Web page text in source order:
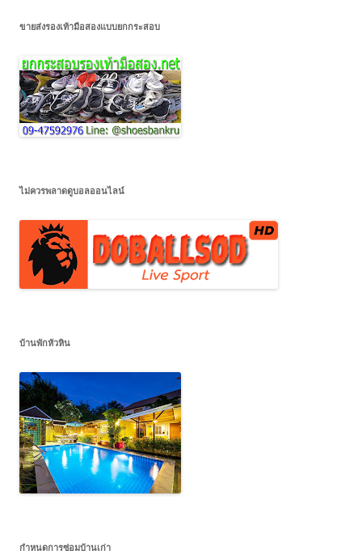
ขายส่งรองเท้ามือสองแบบยกกระสอบ
ไม่ควรพลาดดูบอลออนไลน์
บ้านพักหัวหิน
กำหนดการซ่อมบ้านเก่า